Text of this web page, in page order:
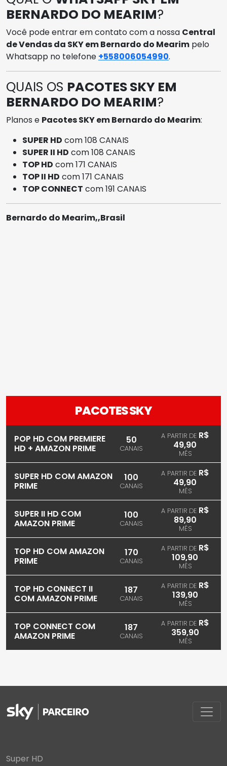
BERNARDO DO MEARIM?
Você pode entrar em contato com a nossa Central
de Vendas da SKY em Bernardo do Mearim pelo
Whatsapp no telefone +558006054990.
QUAIS OS PACOTES SKY EM
BERNARDO DO MEARIM?
Planos e Pacotes SKY em Bernardo do Mearim:
SUPER HD com 108 CANAIS
SUPER II HD com 108 CANAIS
TOP HD com 171 CANAIS
TOP II HD com 171 CANAIS
TOP CONNECT com 191 CANAIS
Bernardo do Mearim,,Brasil
PACOTES SKY
POP HD COM PREMIERE
HD + AMAZON PRIME
50
CANAIS
A PARTIR DE R$
49,90
MÊS
SUPER HD COM AMAZON
PRIME
100
CANAIS
A PARTIR DE R$
49,90
MÊS
SUPER II HD COM
AMAZON PRIME
100
CANAIS
A PARTIR DE R$
89,90
MÊS
TOP HD COM AMAZON
PRIME
170
CANAIS
A PARTIR DE R$
109,90
MÊS
TOP HD CONNECT II
COM AMAZON PRIME
187
CANAIS
A PARTIR DE R$
139,90
MÊS
TOP CONNECT COM
AMAZON PRIME
187
CANAIS
A PARTIR DE R$
359,90
MÊS
Super HD